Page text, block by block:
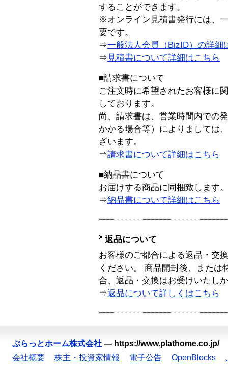
することができます。
※オンライン見積書発行には、
要です。
⇒一般法人会員（BizID）の詳細
⇒ 見積書について詳細はこちら
■請求書について
ご注文時に希望されたお客様に
しております。
尚、請求書は、営業時間内での
かかる場合等）によりましては
ざいます。
⇒請求書について詳細はこちら
■納品書について
お届けする商品に同梱致します。
⇒納品書について詳細はこちら
返品について
お客様のご都合による返品・交
ください。 商品開封後、または
合、返品・交換はお受けいたし
⇒返品について詳しくはこちら
ぷらっとホーム株式会社 — https://www.plathome.co.jp/
会社概要
株主・投資家情報 電子公告 OpenBlocks